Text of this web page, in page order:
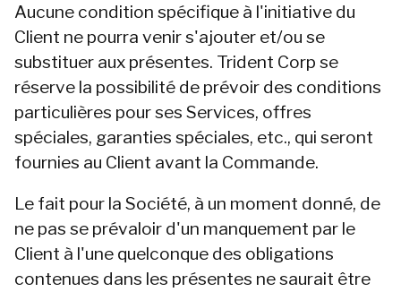
Aucune condition spécifique à l'initiative du
Client ne pourra venir s'ajouter et/ou se
substituer aux présentes. Trident Corp se
réserve la possibilité de prévoir des conditions
particulières pour ses Services, offres
spéciales, garanties spéciales, etc., qui seront
fournies au Client avant la Commande.
Le fait pour la Société, à un moment donné, de
ne pas se prévaloir d'un manquement par le
Client à l'une quelconque des obligations
contenues dans les présentes ne saurait être